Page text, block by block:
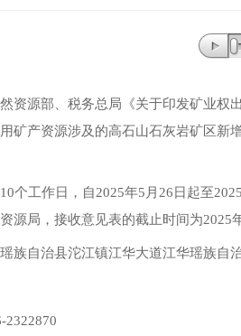
资源部、税务总局《关于印发矿业权
矿产资源涉及的高石山石灰岩矿区新
个工作日 ， 自2025年5月26日起至
源局 ， 接收意见表的截止时间为2025
族自治县沱江镇江华大道江华瑶族自
2322870